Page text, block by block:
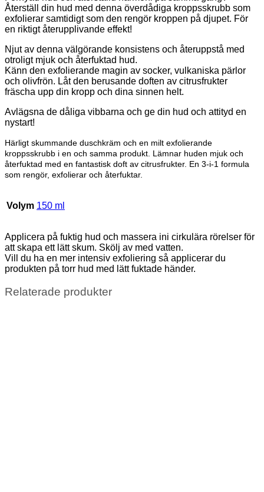
Återställ din hud med denna överdådiga kroppsskrubb som
exfolierar samtidigt som den rengör kroppen på djupet. För
en riktigt återupplivande effekt!
Njut av denna välgörande konsistens och återuppstå med
otroligt mjuk och återfuktad hud.
Känn den exfolierande magin av socker, vulkaniska pärlor
och olivfrön. Låt den berusande doften av citrusfrukter
fräscha upp din kropp och dina sinnen helt.
Avlägsna de dåliga vibbarna och ge din hud och attityd en
nystart!
Härligt skummande duschkräm och en milt exfolierande
kroppsskrubb i en och samma produkt. Lämnar huden mjuk och
återfuktad med en fantastisk doft av citrusfrukter. En 3-i-1 formula
som rengör, exfolierar och återfuktar.
Volym 150 ml
Applicera på fuktig hud och massera ini cirkulära rörelser för
att skapa ett lätt skum. Skölj av med vatten.
Vill du ha en mer intensiv exfoliering så applicerar du
produkten på torr hud med lätt fuktade händer.
Relaterade produkter